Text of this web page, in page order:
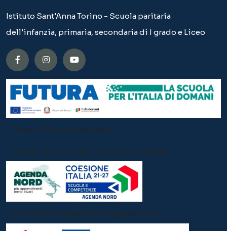
Istituto Sant'Anna Torino - Scuola paritaria
dell'infanzia, primaria, secondaria di I grado e Liceo
Bando: Non uno di meno
Bando: Più si sa, più si sa di non sapere
Scuola e Competenze: Agenda Nord